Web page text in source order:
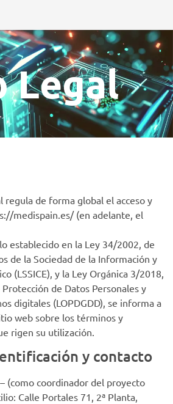
Legal
regula de forma global el acceso y
medispain.es/ (en adelante, el
establecido en la Ley 34/2002, de
de la Sociedad de la Información y
(LSSICE), y la Ley Orgánica 3/2018,
de Datos Personales y
digitales (LOPDGDD), se informa a
web sobre los términos y
rigen su utilización.
y contacto
(como coordinador del proyecto
Calle Portales 71, 2ª Planta,